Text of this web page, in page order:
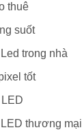
thuê
suốt
trong nhà
tốt
thương mại